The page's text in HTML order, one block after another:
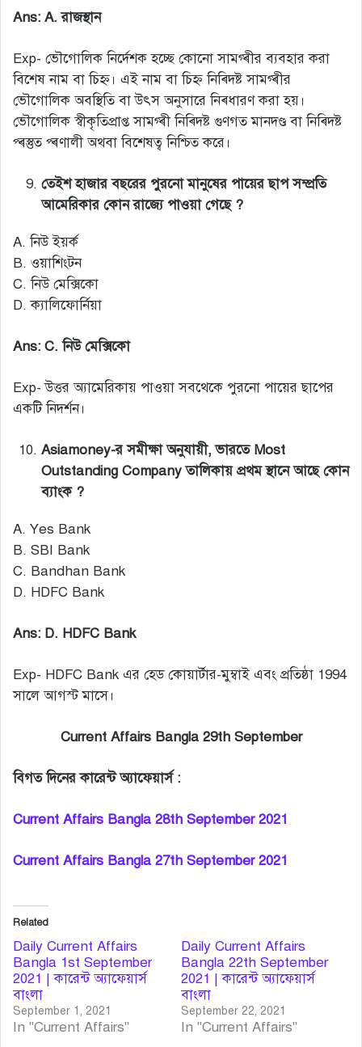
Ans: A. রাজস্থান
Exp- ভৌগোলিক নির্দেশক হচ্ছে কোনো সামগ্ৰীর ব্যবহার করা
বিশেষ নাম বা চিহ্ন। এই নাম বা চিহ্ন নিৰ্দিষ্ট সামগ্ৰীর
ভৌগোলিক অবস্থিতি বা উৎস অনুসারে নিৰ্ধারণ করা হয়।
ভৌগোলিক স্বীকৃতিপ্রাপ্ত সামগ্ৰী নিৰ্দিষ্ট গুণগত মানদণ্ড বা নিৰ্দিষ্ট
প্ৰস্তুত প্ৰণালী অথবা বিশেষত্ব নিশ্চিত করে।
তেইশ হাজার বছরের পুরনো মানুষের পায়ের ছাপ সম্প্রতি
আমেরিকার কোন রাজ্যে পাওয়া গেছে ?
A. নিউ ইয়র্ক
B. ওয়াশিংটন
C. নিউ মেক্সিকো
D. ক্যালিফোর্নিয়া
Ans: C. নিউ মেক্সিকো
Exp- উত্তর অ্যামেরিকায় পাওয়া সবথেকে পুরনো পায়ের ছাপের
একটি নিদর্শন।
Asiamoney-র সমীক্ষা অনুযায়ী, ভারতে Most
Outstanding Company তালিকায় প্রথম স্থানে আছে কোন
ব্যাংক ?
A. Yes Bank
B. SBI Bank
C. Bandhan Bank
D. HDFC Bank
Ans: D. HDFC Bank
Exp- HDFC Bank এর হেড কোয়ার্টার-মুম্বাই এবং প্রতিষ্ঠা 1994
সালে আগস্ট মাসে।
Current Affairs Bangla 29th September
বিগত দিনের কারেন্ট অ্যাফেয়ার্স :
Current Affairs Bangla 28th September 2021
Current Affairs Bangla 27th September 2021
Related
Daily Current Affairs
Bangla 1st September
2021 | কারেন্ট অ্যাফেয়ার্স
বাংলা
September 1, 2021
In "Current Affairs"
Daily Current Affairs
Bangla 22th September
2021 | কারেন্ট অ্যাফেয়ার্স
বাংলা
September 22, 2021
In "Current Affairs"